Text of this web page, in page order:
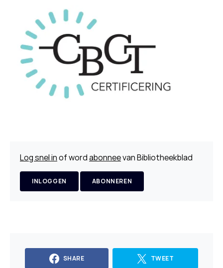
Log snel inof wordabonneevan Bibliotheekblad
INLOGGEN ABONNEREN
SHARE TWEET